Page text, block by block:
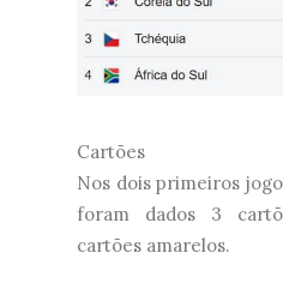
Cartões
Nos dois primeiros
foram dados 3
cartões amarelos.